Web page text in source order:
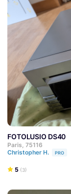
FOTOLUSIO DS40
Paris, 75116
Christopher H.
PRO
5 (3)